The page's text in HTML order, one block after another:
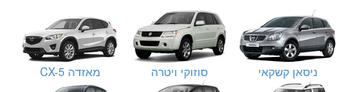
ניסאן קשקאי סוזוקי ויטרה מאזדה CX-5